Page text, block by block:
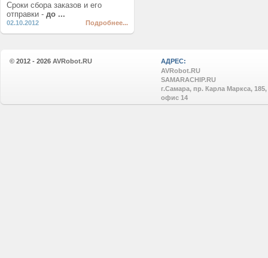
Сроки сбора заказов и его
отправки - до ...
02.10.2012 Подробнее...
© 2012 - 2026 AVRobot.RU
АДРЕС:
AVRobot.RU
SAMARACHIP.RU
г.Самара, пр. Карла Маркса, 185,
офис 14